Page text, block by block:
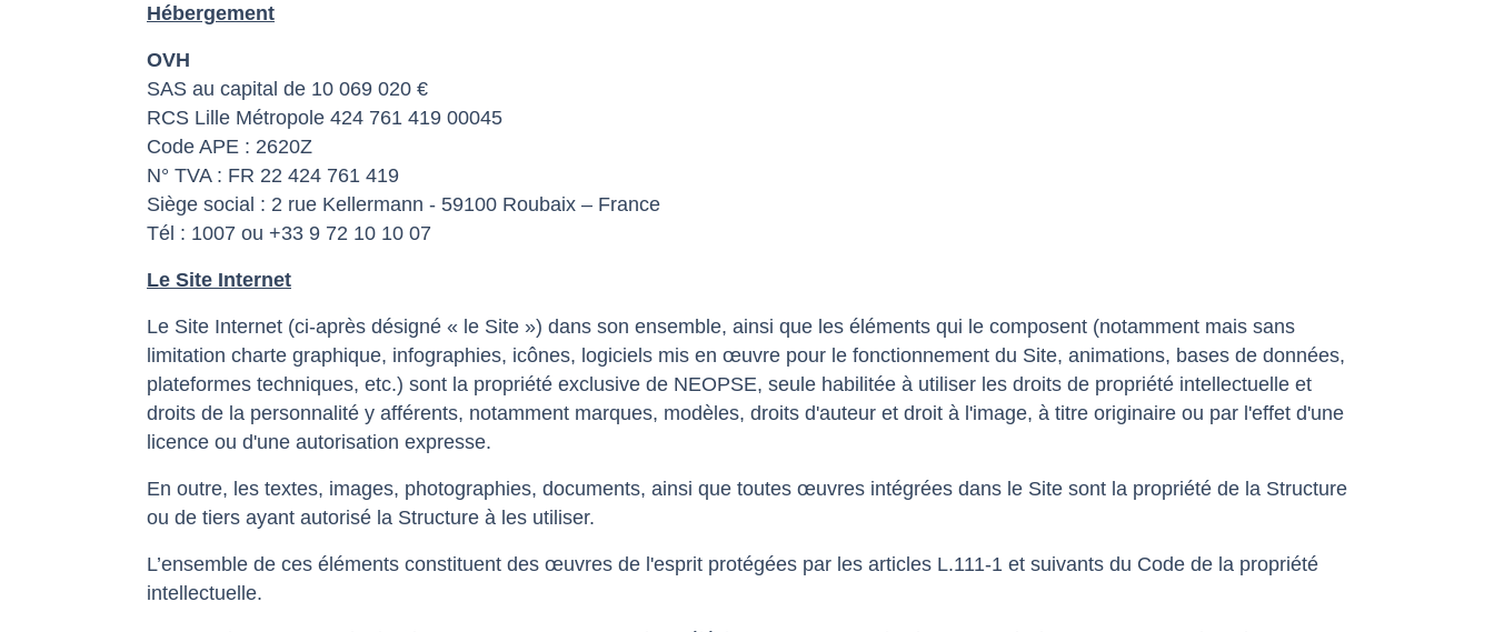
Hébergement
OVH
SAS au capital de 10 069 020 €
RCS Lille Métropole 424 761 419 00045
Code APE : 2620Z
N° TVA : FR 22 424 761 419
Siège social : 2 rue Kellermann - 59100 Roubaix – France
Tél : 1007 ou +33 9 72 10 10 07
Le Site Internet
Le Site Internet (ci-après désigné « le Site ») dans son ensemble, ainsi que les éléments qui le composent (notamment mais sans
limitation charte graphique, infographies, icônes, logiciels mis en œuvre pour le fonctionnement du Site, animations, bases de données,
plateformes techniques, etc.) sont la propriété exclusive de NEOPSE, seule habilitée à utiliser les droits de propriété intellectuelle et
droits de la personnalité y afférents, notamment marques, modèles, droits d'auteur et droit à l'image, à titre originaire ou par l'effet d'une
licence ou d'une autorisation expresse.
En outre, les textes, images, photographies, documents, ainsi que toutes œuvres intégrées dans le Site sont la propriété de la Structure
ou de tiers ayant autorisé la Structure à les utiliser.
L’ensemble de ces éléments constituent des œuvres de l'esprit protégées par les articles L.111-1 et suivants du Code de la propriété
intellectuelle.